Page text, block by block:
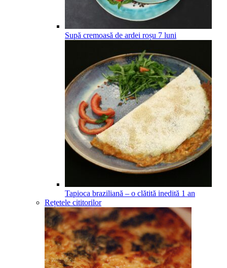
Supă cremoasă de ardei roșu 7 luni
Tapioca braziliană – o clătită inedită 1 an
Rețetele cititorilor